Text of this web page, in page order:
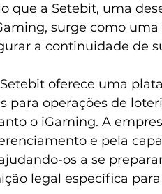
que a Setebit, uma
surge como
a continuidade de
Setebit oferece uma
para operações de
o iGaming. A
e pela
os a se
legal específica